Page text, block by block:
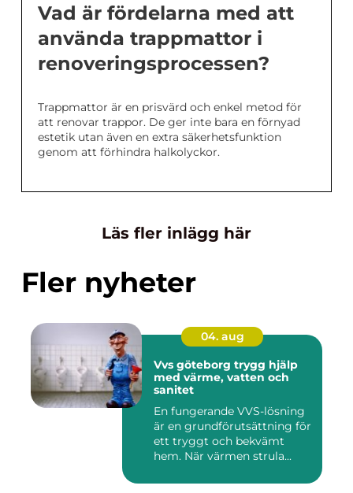
Vad är fördelarna med att
använda trappmattor i
renoveringsprocessen?
Trappmattor är en prisvärd och enkel metod för
att renovar trappor. De ger inte bara en förnyad
estetik utan även en extra säkerhetsfunktion
genom att förhindra halkolyckor.
Läs fler inlägg här
Fler nyheter
04. aug
Vvs göteborg trygg hjälp
med värme, vatten och
sanitet
En fungerande VVS-lösning
är en grundförutsättning för
ett tryggt och bekvämt
hem. När värmen strula...